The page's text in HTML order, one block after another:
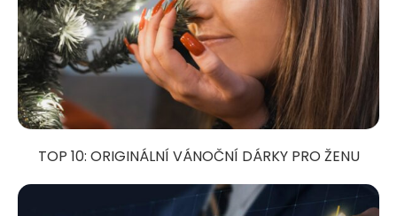
TOP 10: ORIGINÁLNÍ VÁNOČNÍ DÁRKY PRO ŽENU